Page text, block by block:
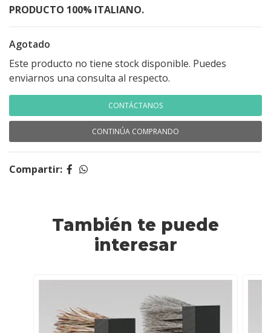
PRODUCTO 100% ITALIANO.
Agotado
Este producto no tiene stock disponible. Puedes
enviarnos una consulta al respecto.
CONTÁCTANOS
CONTINÚA COMPRANDO
Compartir:
También te puede
interesar